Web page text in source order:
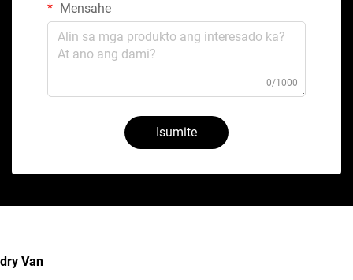
Mensahe
0/1000
Isumite
dry Van